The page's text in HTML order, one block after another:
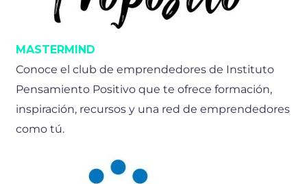
MASTERMIND
Conoce el club de emprendedores de Instituto
Pensamiento Positivo que te ofrece formación,
inspiración, recursos y una red de emprendedores
como tú.